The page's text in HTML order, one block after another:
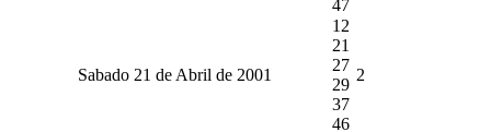
47
Sabado 21 de Abril de 2001
12
21
27
29
37
46
2